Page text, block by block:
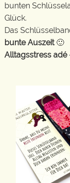
bunten
Glück.
Das
bunte Auszeit🙂
Alltagsstress adé